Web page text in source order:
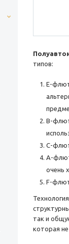
типов:
E-
B-
C-
A-
очень
F-
так и
которая